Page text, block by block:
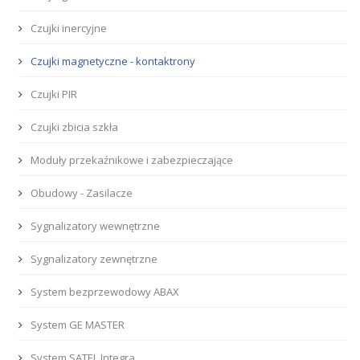
Czujki inercyjne
Czujki magnetyczne - kontaktrony
Czujki PIR
Czujki zbicia szkła
Moduły przekaźnikowe i zabezpieczające
Obudowy - Zasilacze
Sygnalizatory wewnętrzne
Sygnalizatory zewnętrzne
System bezprzewodowy ABAX
System GE MASTER